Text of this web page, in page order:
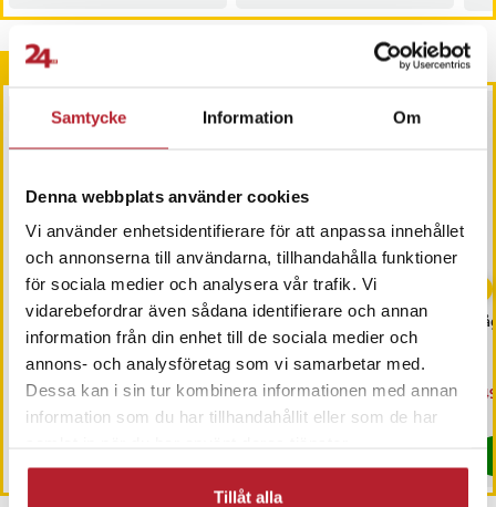
Samtycke Information Om
Denna webbplats använder cookies
Vi använder enhetsidentifierare för att anpassa innehållet
och annonserna till användarna, tillhandahålla funktioner
för sociala medier och analysera vår trafik. Vi
vidarebefordrar även sådana identifierare och annan
information från din enhet till de sociala medier och
annons- och analysföretag som vi samarbetar med.
Dessa kan i sin tur kombinera informationen med annan
information som du har tillhandahållit eller som de har
Tillåt alla
Andra köpte också
PRESENTTIPS
Pokerset med 200
marker och
aluminiumväska
Pris:399 kr
399 kr
I lager, levereras inom 1-2 vardagar
BÄSTSÄLJARE
Grillöverdrag
190x70x117cm - skyddar
mot väder och vind
Nuvarande pris:
199 krTidigare pris:309 kr
199 kr 309 kr
I lager, levereras inom 1-2 vardagar